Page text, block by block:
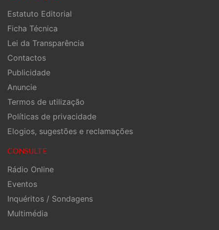
Estatuto Editorial
Ficha Técnica
Lei da Transparência
Contactos
Publicidade
Anuncie
Termos de utilização
Políticas de privacidade
Elogios, sugestões e reclamações
CONSULTE
Rádio Online
Eventos
Inquéritos / Sondagens
Multimédia